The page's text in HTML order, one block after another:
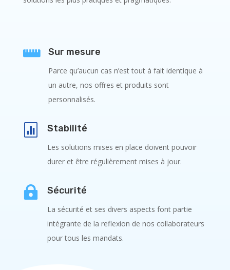
 Sur mesure
Parce qu’aucun cas n’est tout à fait identique à
un autre, nos offres et produits sont
personnalisés.
 Stabilité
Les solutions mises en place doivent pouvoir
durer et être régulièrement mises à jour.
 Sécurité
La sécurité et ses divers aspects font partie
intégrante de la reflexion de nos collaborateurs
pour tous les mandats.